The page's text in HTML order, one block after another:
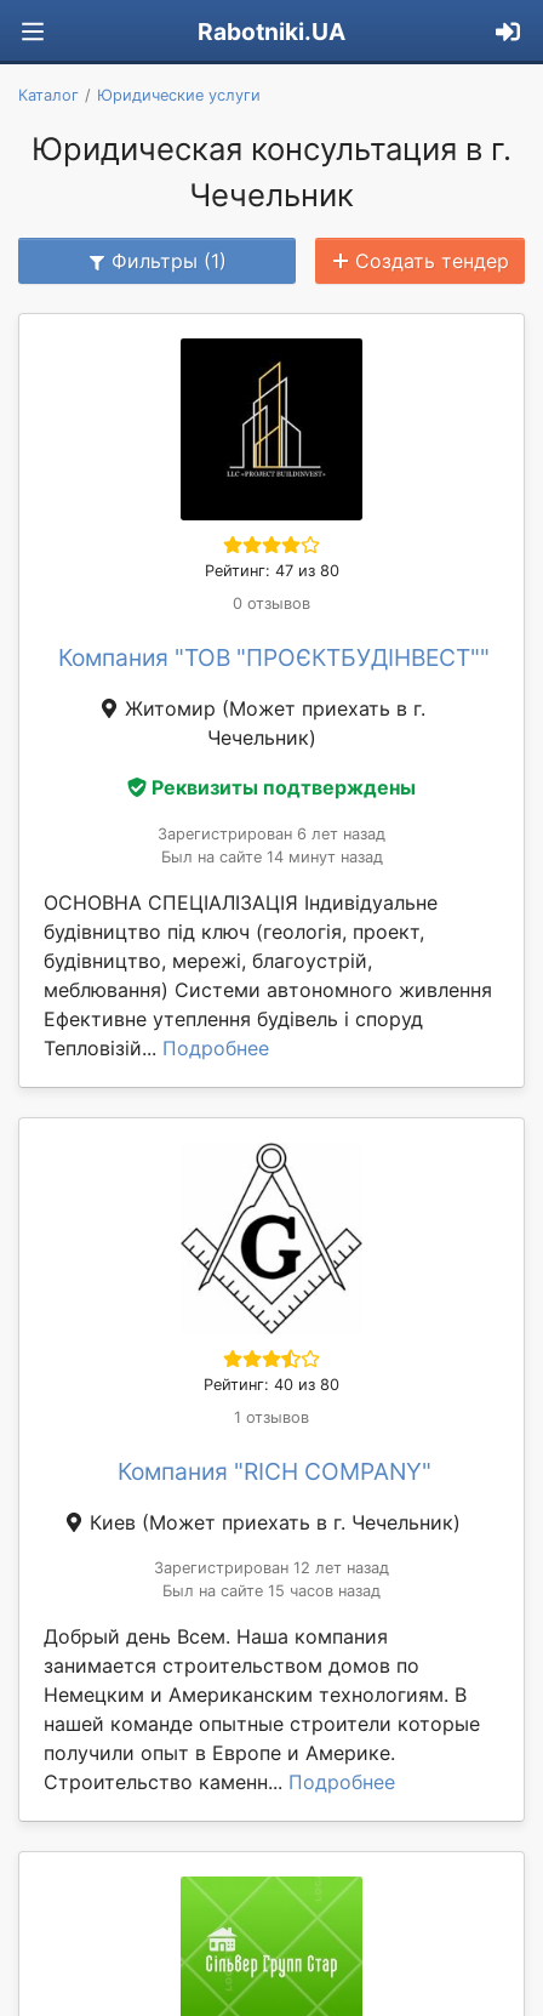
Rabotniki.UA
Каталог Юридические услуги
Юридическая консультация в г.
Чечельник
Фильтры (1) Создать тендер
Рейтинг: 47 из 80
0 отзывов
Компания "ТОВ "ПРОЄКТБУДІНВЕСТ""
Житомир (Может приехать в г.
Чечельник)
Реквизиты подтверждены
Зарегистрирован 6 лет назад
Был на сайте 14 минут назад
ОСНОВНА СПЕЦІАЛІЗАЦІЯ Індивідуальне
будівництво під ключ (геологія, проект,
будівництво, мережі, благоустрій,
меблювання) Системи автономного живлення
Ефективне утеплення будівель і споруд
Тепловізій... Подробнее
Рейтинг: 40 из 80
1 отзывов
Компания "RICH COMPANY"
Киев (Может приехать в г. Чечельник)
Зарегистрирован 12 лет назад
Был на сайте 15 часов назад
Добрый день Всем. Наша компания
занимается строительством домов по
Немецким и Американским технологиям. В
нашей команде опытные строители которые
получили опыт в Европе и Америке.
Строительство каменн... Подробнее